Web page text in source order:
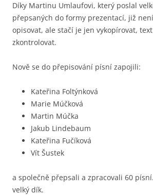
Díky Martinu Umlaufovi, který poslal
přepsaných do formy prezentací, již
opisovat, ale stačí je jen vykopírovat,
zkontrolovat.
Nově se do přepisování písní zapojili:
Kateřina Foltýnková
Marie Múčková
Martin Múčka
Jakub Lindebaum
Kateřina Fučíková
Vít Šustek
a společně přepsali a zpracovali 60
velký dík.